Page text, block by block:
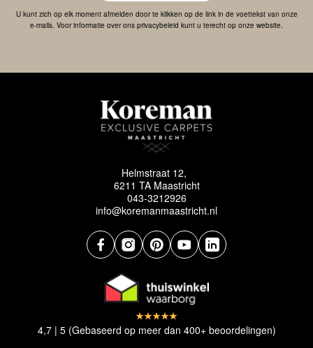
U kunt zich op elk moment afmelden door te klikken op de link in de voettekst van onze
e-mails. Voor informatie over ons privacybeleid kunt u terecht op onze website.
Helmstraat 12,
6211 TA Maastricht
043-3212926
info@koremanmaastricht.nl
4,7 | 5 (Gebaseerd op meer dan 400+ beoordelingen)